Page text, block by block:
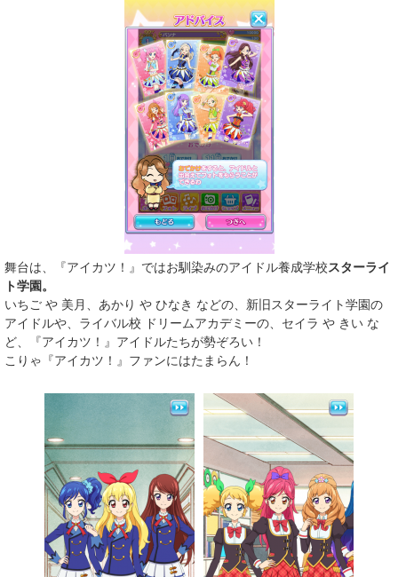
舞台は、『アイカツ！』ではお馴染みのアイドル養成学校スターライ
ト学園。
いちご や 美月、あかり や ひなき などの、新旧スターライト学園の
アイドルや、ライバル校 ドリームアカデミーの、セイラ や きい な
ど、『アイカツ！』アイドルたちが勢ぞろい！
こりゃ『アイカツ！』ファンにはたまらん！